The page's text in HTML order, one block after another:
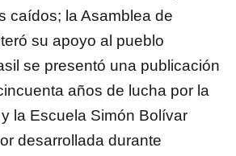
caídos; la Asamblea de
su apoyo al pueblo
se presentó una publicación
años de lucha por la
la Escuela Simón Bolívar
desarrollada durante